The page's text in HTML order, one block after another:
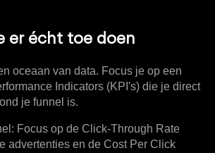
er écht toe doen
oceaan van data. Focus je op een
Indicators (KPI's) die je direct
je funnel is.
Focus op de Click-Through Rate
advertenties en de Cost Per Click